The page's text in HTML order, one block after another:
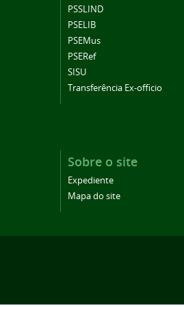
PSSLIND
PSELIB
PSEMus
PSERef
SISU
Transferência Ex-officio
Sobre o site
Expediente
Mapa do site